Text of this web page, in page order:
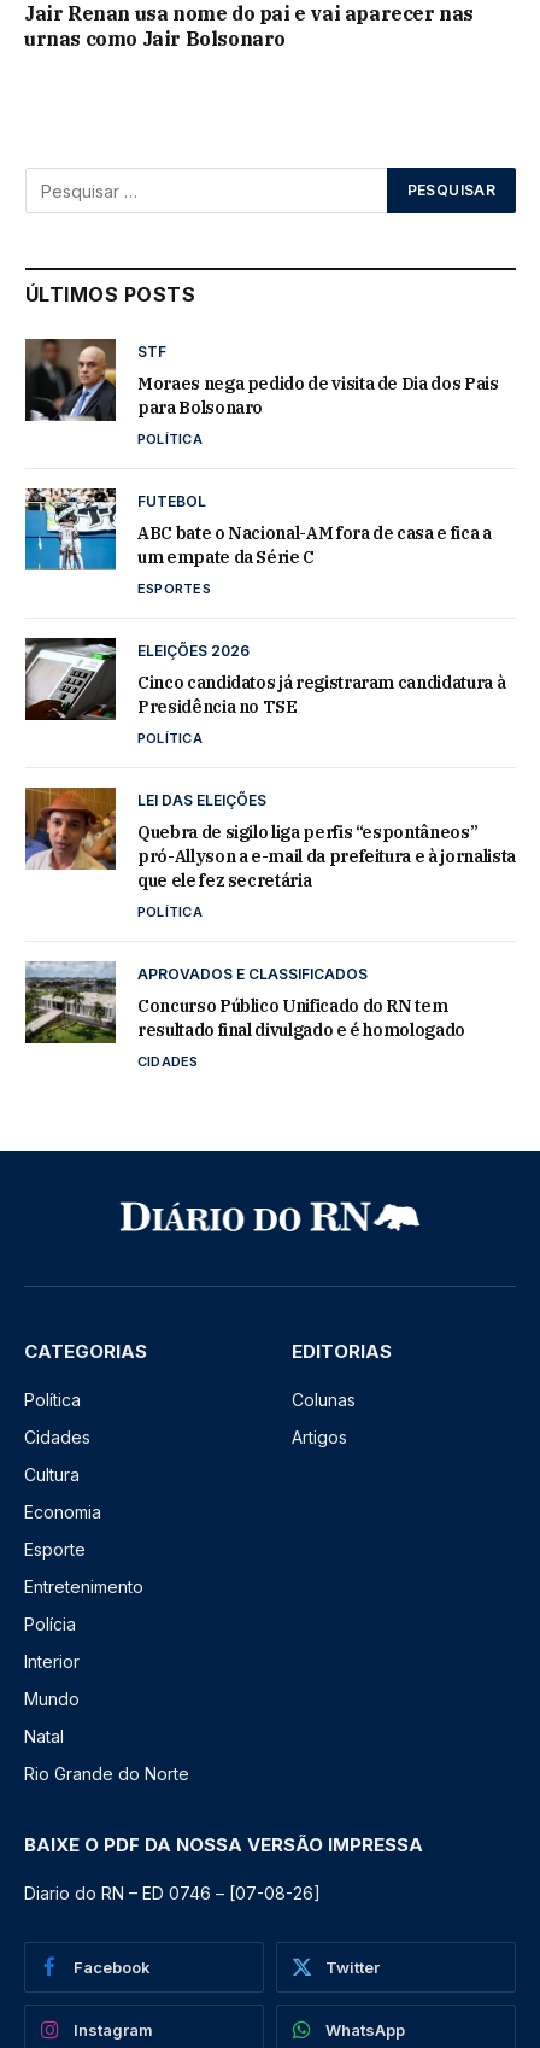
Jair Renan usa nome do pai e vai aparecer nas
urnas como Jair Bolsonaro
ÚLTIMOS POSTS
STF
Moraes nega pedido de visita de Dia dos Pais
para Bolsonaro
POLÍTICA
FUTEBOL
ABC bate o Nacional-AM fora de casa e fica a
um empate da Série C
ESPORTES
ELEIÇÕES 2026
Cinco candidatos já registraram candidatura à
Presidência no TSE
POLÍTICA
LEI DAS ELEIÇÕES
Quebra de sigilo liga perfis “espontâneos”
pró-Allyson a e-mail da prefeitura e à jornalista
que ele fez secretária
POLÍTICA
APROVADOS E CLASSIFICADOS
Concurso Público Unificado do RN tem
resultado final divulgado e é homologado
CIDADES
CATEGORIAS
Política
Cidades
Cultura
Economia
Esporte
Entretenimento
Polícia
Interior
Mundo
Natal
Rio Grande do Norte
EDITORIAS
Colunas
Artigos
BAIXE O PDF DA NOSSA VERSÃO IMPRESSA
Diario do RN – ED 0746 – [07-08-26]
Facebook Twitter
Instagram WhatsApp